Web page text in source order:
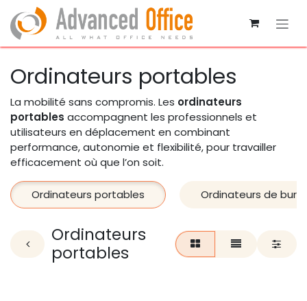
Se rendre au contenu
Ordinateurs portables
La mobilité sans compromis. Les ordinateurs
portables accompagnent les professionnels et
utilisateurs en déplacement en combinant
performance, autonomie et flexibilité, pour travailler
efficacement où que l’on soit.
Ordinateurs portables Ordinateurs de
Ordinateurs
portables